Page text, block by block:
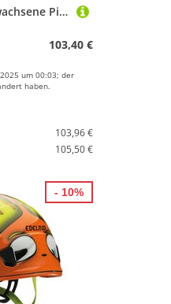
SALEWA Unisex Erwachsene Piuma 3.0 Helmet, Grün (Verde), XL
103,40 €
um 00:03; der
haben.
103,96 €
105,50 €
- 10%